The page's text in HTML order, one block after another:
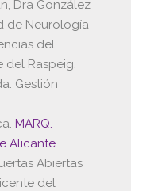
Dra González
de Neurología
del
del Raspeig.
Gestión
MARQ.
Alicante
Abiertas
del